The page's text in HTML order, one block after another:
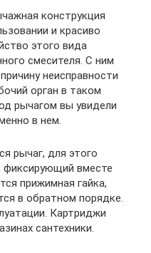
конструкция
и красиво
этого вида
смесителя. С ним
неисправности
орган в таком
рычагом вы увидели
в нем.
рычаг, для этого
фиксирующий вместе
прижимная гайка,
в обратном порядке.
Картриджи
сантехники.